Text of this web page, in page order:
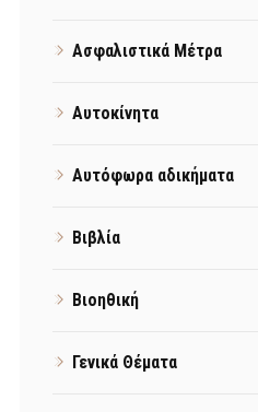
Ασφαλιστικά Μέτρα
Αυτοκίνητα
Αυτόφωρα αδικήματα
Βιβλία
Βιοηθική
Γενικά Θέματα